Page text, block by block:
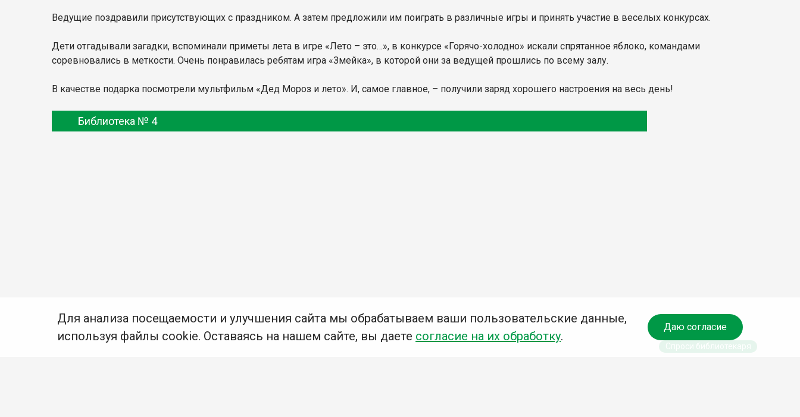
Ведущие поздравили присутствующих с праздником. А затем предложили им поиграть в различные игры и принять участие в веселых конкурсах.
Дети отгадывали загадки, вспоминали приметы лета в игре «Лето – это…», в конкурсе «Горячо-холодно» искали спрятанное яблоко, командами
соревновались в меткости. Очень понравилась ребятам игра «Змейка», в которой они за ведущей прошлись по всему залу.
В качестве подарка посмотрели мультфильм «Дед Мороз и лето». И, самое главное, – получили заряд хорошего настроения на весь день!
Библиотека № 4
Для анализа посещаемости и улучшения сайта мы обрабатываем ваши пользовательские данные,
используя файлы cookie. Оставаясь на нашем сайте, вы даете согласие на их обработку.
Даю согласие
Спроси библиотекаря